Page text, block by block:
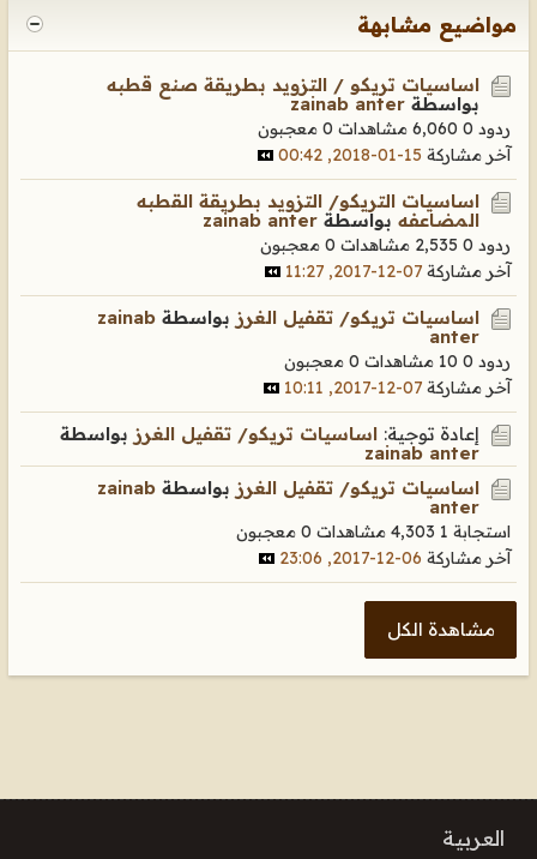
مواضيع مشابهة
اساسيات تريكو / التزويد بطريقة صنع قطبه
بواسطة zainab anter
ردود 0 6,060 مشاهدات
0 معجبون
آخر مشاركة 15-01-2018, 00:42
اساسيات التريكو/ التزويد بطريقة القطبه
المضاعفه بواسطة zainab anter
ردود 0 2,535 مشاهدات
0 معجبون
آخر مشاركة 07-12-2017, 11:27
اساسيات تريكو/ تقفيل الغرز بواسطة zainab
anter
ردود 0 10 مشاهدات
0 معجبون
آخر مشاركة 07-12-2017, 10:11
إعادة توجية: اساسيات تريكو/ تقفيل الغرز بواسطة
zainab anter
اساسيات تريكو/ تقفيل الغرز بواسطة zainab
anter
استجابة 1 4,303 مشاهدات
0 معجبون
آخر مشاركة 06-12-2017, 23:06
مشاهدة الكل
العربية